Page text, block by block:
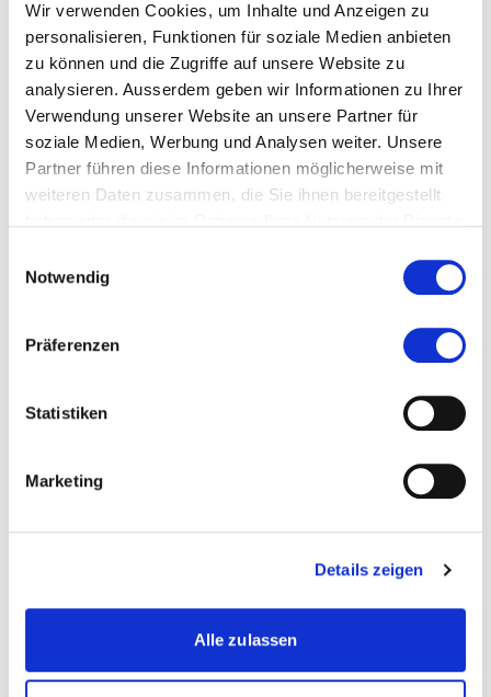
Wir verwenden Cookies, um Inhalte und Anzeigen zu
personalisieren, Funktionen für soziale Medien anbieten
zu können und die Zugriffe auf unsere Website zu
analysieren. Ausserdem geben wir Informationen zu Ihrer
Verwendung unserer Website an unsere Partner für
soziale Medien, Werbung und Analysen weiter. Unsere
Partner führen diese Informationen möglicherweise mit
weiteren Daten zusammen, die Sie ihnen bereitgestellt
Notwendig
Präferenzen
Statistiken
Marketing
Details zeigen
Alle zulassen
DAS & MAS : Banking & Finance
CAS : Digital banking
CAS : Leadership & management bancaire
CAS : Marketing & distribution bancaires
CAS : Pilotage des opérations bancaires
CAS : Solutions d’investissement & de
financement
CFA ESG : Cours préparatoires
CFA - level III : Cours préparatoires
CAIA - level II : Cours préparatoires
ISFB : Investment advisor
ISFB : Spécialiste Crédits
ISFB : Spécialiste en finance durable